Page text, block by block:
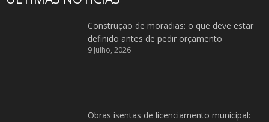
Construção de moradias: o que deve estar
definido antes de pedir orçamento
9 Julho, 2026
Obras isentas de licenciamento municipal: